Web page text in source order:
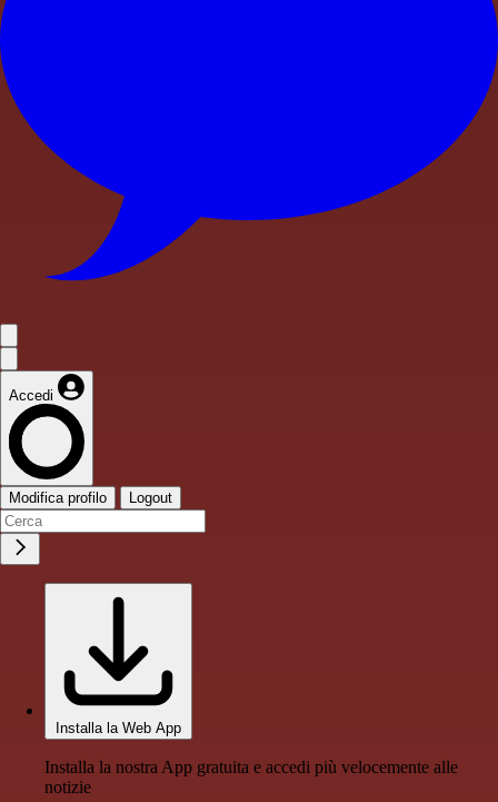
Accedi
Modifica profilo Logout
Installa la Web App
Installa la nostra App gratuita e accedi più velocemente alle
notizie